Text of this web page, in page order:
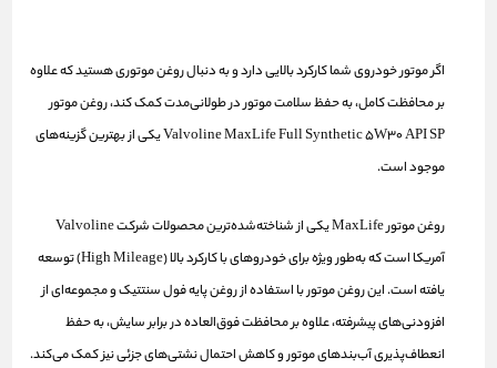
اگر موتور خودروی شما کارکرد بالایی دارد و به دنبال روغن موتوری هستید که علاوه
بر محافظت کامل، به حفظ سلامت موتور در طولانی‌مدت کمک کند، روغن موتور
Valvoline MaxLife Full Synthetic 5W30 API SP یکی از بهترین گزینه‌های
موجود است.
روغن موتور MaxLife یکی از شناخته‌شده‌ترین محصولات شرکت
Valvoline
آمریکا
است که به‌طور ویژه برای خودروهای با کارکرد بالا (High Mileage) توسعه
یافته است. این روغن موتور با استفاده از روغن پایه فول سنتتیک و مجموعه‌ای از
افزودنی‌های پیشرفته، علاوه بر محافظت فوق‌العاده در برابر سایش، به حفظ
انعطاف‌پذیری آب‌بندهای موتور و کاهش احتمال نشتی‌های جزئی نیز کمک می‌کند.